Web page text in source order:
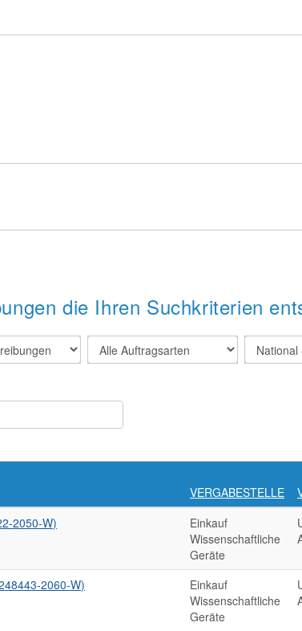
die Ihren Suchkriterien
VERGABESTELLE
2050-W)
Einkauf
Wissenschaftliche
Geräte
2060-W)
Einkauf
Wissenschaftliche
Geräte